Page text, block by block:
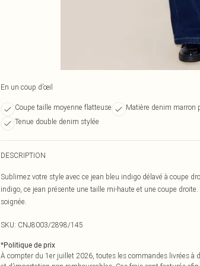
En un coup d’œil
Coupe taille moyenne flatteuse Matière denim marron
Tenue double denim stylée
DESCRIPTION
Sublimez votre style avec ce jean bleu indigo délavé à coupe
indigo, ce jean présente une taille mi-haute et une coupe
soignée.
SKU: CNJ8003/2898/145
*Politique de prix
À compter du 1er juillet 2026, toutes les commandes livrées à